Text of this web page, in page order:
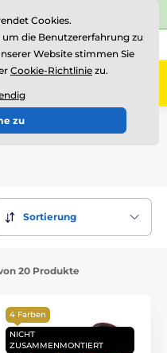
auf
+43 676 361 37 22
0
Thema
Sortierung
20 Produkte
4 Farben
NICHT
ZUSAMMENMONTIERT
Cookies.
die Benutzererfahrung zu
Website stimmen Sie
Cookie-Richtlinie zu.
zu